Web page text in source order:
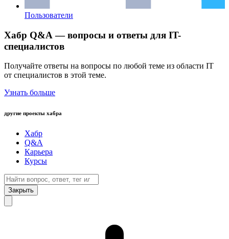
Пользователи
Хабр Q&A — вопросы и ответы для IT-
специалистов
Получайте ответы на вопросы по любой теме из области IT
от специалистов в этой теме.
Узнать больше
другие проекты хабра
Хабр
Q&A
Карьера
Курсы
Закрыть